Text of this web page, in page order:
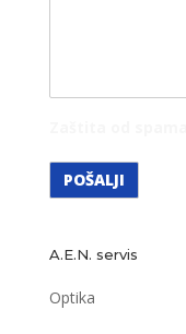
A.E.N. servis
Optika